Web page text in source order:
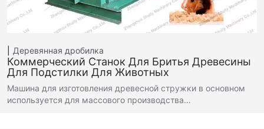
Деревянная дробилка
Коммерческий Станок Для Бритья Древесины
Для Подстилки Для Животных
Машина для изготовления древесной стружки в основном
используется для массового производства…